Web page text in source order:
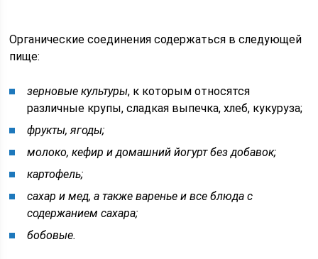
Органические соединения содержаться в следующей
пище:
зерновые культуры, к которым относятся
различные крупы, сладкая выпечка, хлеб, кукуруза;
фрукты, ягоды;
молоко, кефир и домашний йогурт без добавок;
картофель;
сахар и мед, а также варенье и все блюда с
содержанием сахара;
бобовые.